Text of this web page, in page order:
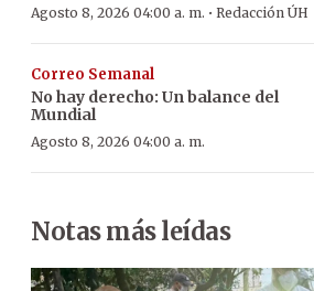
Agosto 8, 2026 04:00 a. m. · Redacción ÚH
Correo Semanal
No hay derecho: Un balance del
Mundial
Agosto 8, 2026 04:00 a. m.
Notas más leídas